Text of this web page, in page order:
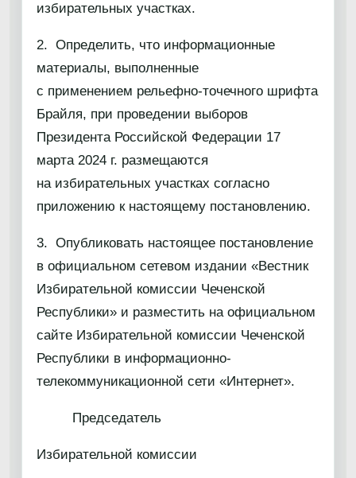
избирательных участках.
2. Определить, что информационные
материалы, выполненные
с применением рельефно-точечного шрифта
Брайля, при проведении выборов
Президента Российской Федерации 17
марта 2024 г. размещаются
на избирательных участках согласно
приложению к настоящему постановлению.
3. Опубликовать настоящее постановление
в официальном сетевом издании «Вестник
Избирательной комиссии Чеченской
Республики» и разместить на официальном
сайте Избирательной комиссии Чеченской
Республики в информационно-
телекоммуникационной сети «Интернет».
Председатель
Избирательной комиссии